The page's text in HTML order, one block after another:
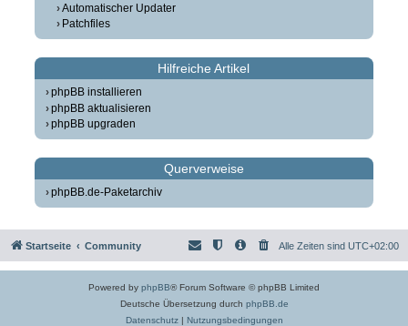
Automatischer Updater
Patchfiles
Hilfreiche Artikel
phpBB installieren
phpBB aktualisieren
phpBB upgraden
Querverweise
phpBB.de-Paketarchiv
Startseite Community Alle Zeiten sind UTC+02:00
Powered by phpBB® Forum Software © phpBB Limited
Deutsche Übersetzung durch phpBB.de
Datenschutz| Nutzungsbedingungen